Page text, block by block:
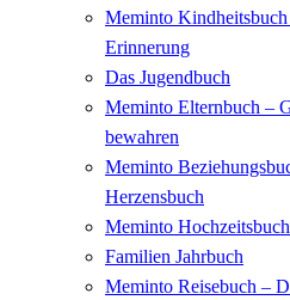
Meminto
Erinnerung
Das Jugendbuch
Meminto Elternbuch –
bewahren
Meminto
Herzensbuch
Meminto
Familien Jahrbuch
Meminto Reisebuch –